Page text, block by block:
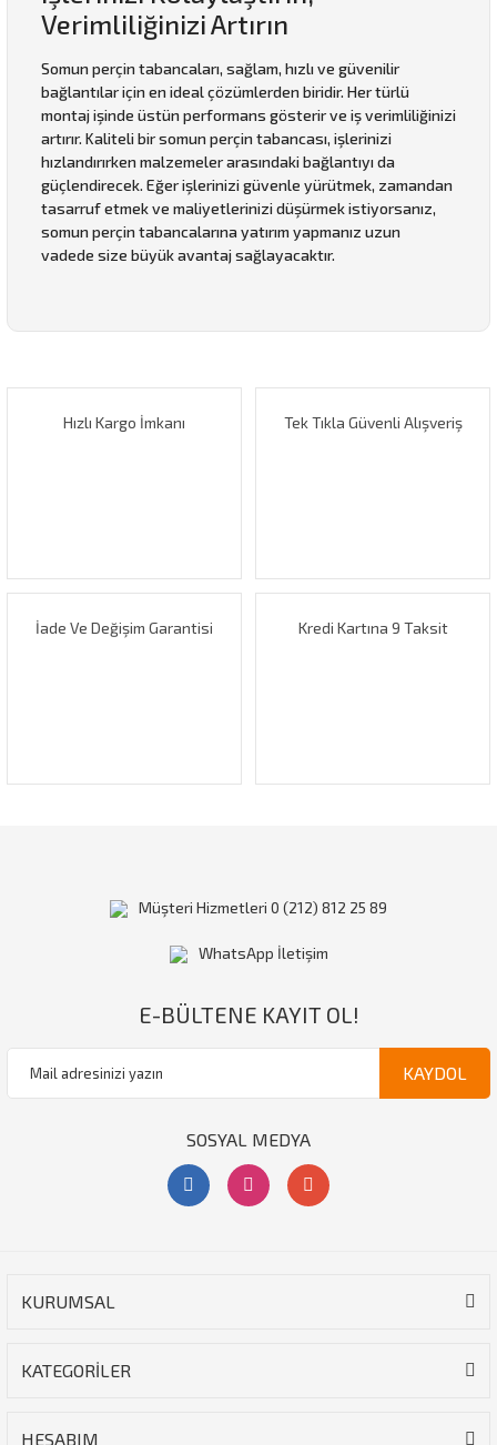
Verimliliğinizi Artırın
Somun perçin tabancaları, sağlam, hızlı ve güvenilir
bağlantılar için en ideal çözümlerden biridir. Her türlü
montaj işinde üstün performans gösterir ve iş verimliliğinizi
artırır. Kaliteli bir somun perçin tabancası, işlerinizi
hızlandırırken malzemeler arasındaki bağlantıyı da
güçlendirecek. Eğer işlerinizi güvenle yürütmek, zamandan
tasarruf etmek ve maliyetlerinizi düşürmek istiyorsanız,
somun perçin tabancalarına yatırım yapmanız uzun
vadede size büyük avantaj sağlayacaktır.
Görüş ve önerileriniz için teşekkür ederiz.
Hızlı Kargo İmkanı Tek Tıkla Güvenli Alışveriş
İade Ve Değişim Garantisi Kredi Kartına 9 Taksit
KURUMSAL
KATEGORİLER
HESABIM
Müşteri Hizmetleri 0 (212) 812 25 89
WhatsApp İletişim
E-BÜLTENE KAYIT OL!
KAYDOL
SOSYAL MEDYA